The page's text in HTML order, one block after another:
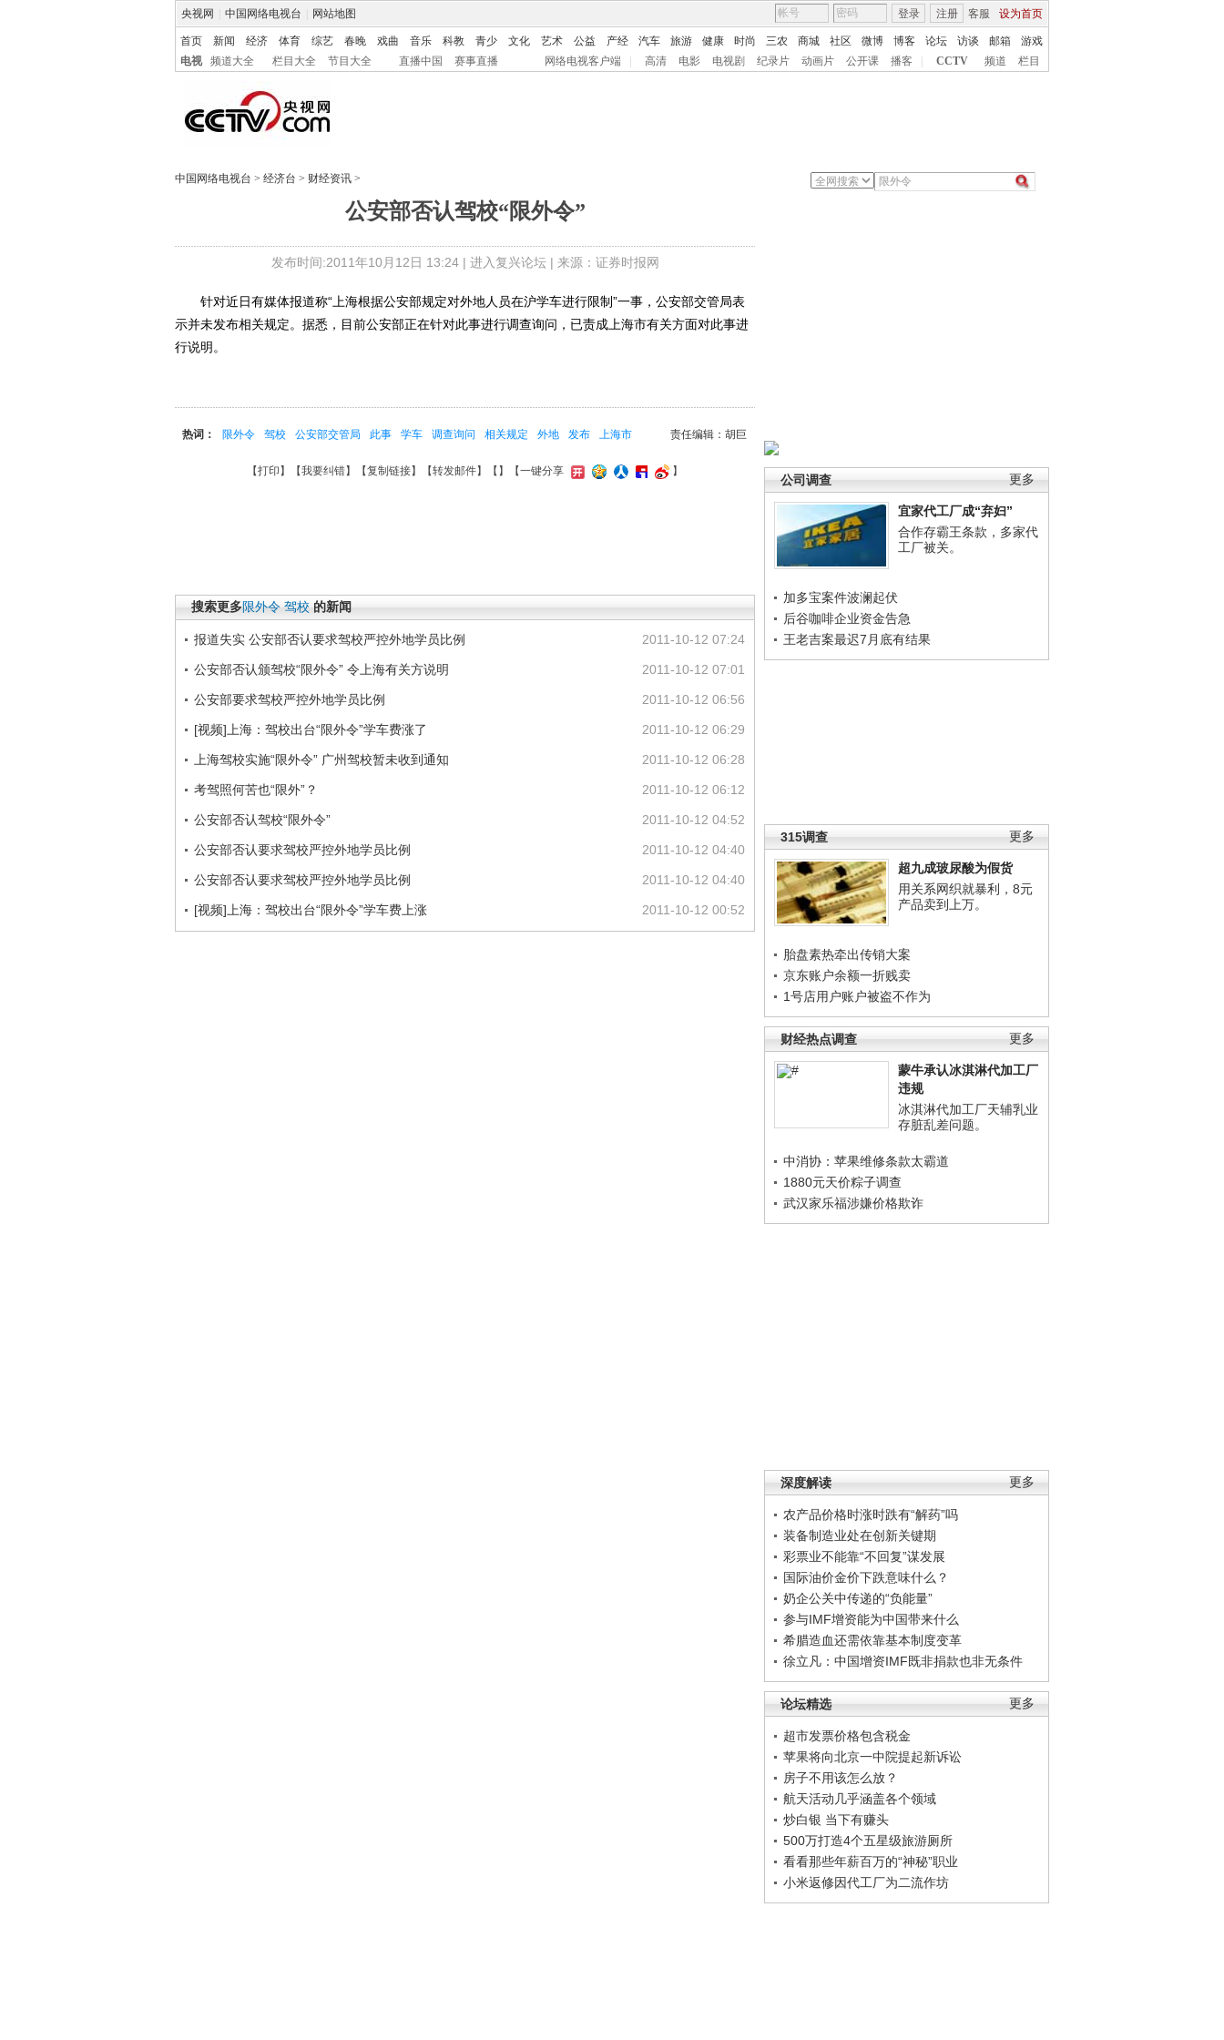
央视网 中国网络电视台 网站地图 客服 设为首页
登录 注册
首页 新闻 经济 体育 综艺 春晚 戏曲 音乐 科教 青少 文化 艺术 公益 产经 汽车 旅游 健康 时尚 三农 商城 社区 微博 博客 论坛 访谈 邮箱
游戏
电视
频道大全 栏目大全 节目大全 直播中国 赛事直播 网络电视客户端 高清 电影 电视剧 纪录片 动画片 公开课 播客 CCTV 频道 栏目
中国网络电视台 > 经济台 > 财经资讯 >
公安部否认驾校“限外令”
发布时间:2011年10月12日 13:24 | 进入复兴论坛| 来源：证券时报网
更多
公司调查
宜家代工厂成“弃妇”
合作存霸王条款，多家代
工厂被关。
加多宝案件波澜起伏
后谷咖啡企业资金告急
王老吉案最迟7月底有结果
更多
315调查
超九成玻尿酸为假货
用关系网织就暴利，8元
产品卖到上万。
胎盘素热牵出传销大案
京东账户余额一折贱卖
1号店用户账户被盗不作为
更多
财经热点调查
蒙牛承认冰淇淋代加工厂
违规
冰淇淋代加工厂天辅乳业
存脏乱差问题。
中消协：苹果维修条款太霸道
1880元天价粽子调查
武汉家乐福涉嫌价格欺诈
更多
深度解读
农产品价格时涨时跌有“解药”吗
装备制造业处在创新关键期
彩票业不能靠“不回复”谋发展
国际油价金价下跌意味什么？
奶企公关中传递的“负能量”
参与IMF增资能为中国带来什么
希腊造血还需依靠基本制度变革
徐立凡：中国增资IMF既非捐款也非无条件
更多
论坛精选
超市发票价格包含税金
苹果将向北京一中院提起新诉讼
房子不用该怎么放？
航天活动几乎涵盖各个领域
炒白银 当下有赚头
500万打造4个五星级旅游厕所
看看那些年薪百万的“神秘”职业
小米返修因代工厂为二流作坊
针对近日有媒体报道称“上海根据公安部规定对外地人员在沪学车进行限制”一事，公安部交管局表
示并未发布相关规定。据悉，目前公安部正在针对此事进行调查询问，已责成上海市有关方面对此事进
行说明。
责任编辑：胡巨
热词： 限外令 驾校 公安部交管局 此事 学车 调查询问 相关规定 外地 发布 上海市
【打印 】【我要纠错】【复制链接】【转发邮件】【 】 【一键分享 】
搜索更多限外令 驾校 的新闻
2011-10-12 07:24
报道失实 公安部否认要求驾校严控外地学员比例
2011-10-12 07:01
公安部否认颁驾校“限外令” 令上海有关方说明
2011-10-12 06:56
公安部要求驾校严控外地学员比例
2011-10-12 06:29
[视频]上海：驾校出台“限外令”学车费涨了
2011-10-12 06:28
上海驾校实施“限外令” 广州驾校暂未收到通知
2011-10-12 06:12
考驾照何苦也“限外”？
2011-10-12 04:52
公安部否认驾校“限外令”
2011-10-12 04:40
公安部否认要求驾校严控外地学员比例
2011-10-12 04:40
公安部否认要求驾校严控外地学员比例
2011-10-12 00:52
[视频]上海：驾校出台“限外令”学车费上涨